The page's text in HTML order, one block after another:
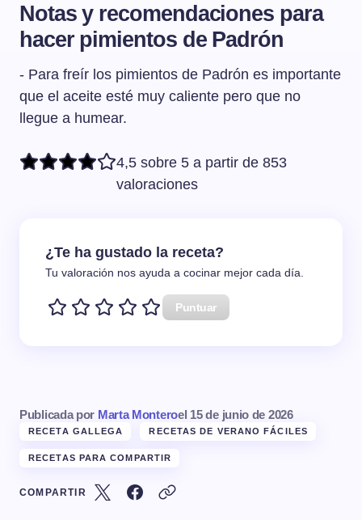
Notas y recomendaciones para
hacer pimientos de Padrón
- Para freír los pimientos de Padrón es importante
que el aceite esté muy caliente pero que no
llegue a humear.
4,5 sobre 5 a partir de 853
valoraciones
¿Te ha gustado la receta?
Tu valoración nos ayuda a cocinar mejor cada día.
Puntuar
Publicada por Marta Monteroel 15 de junio de 2026
RECETA GALLEGA RECETAS DE VERANO FÁCILES
RECETAS PARA COMPARTIR
COMPARTIR